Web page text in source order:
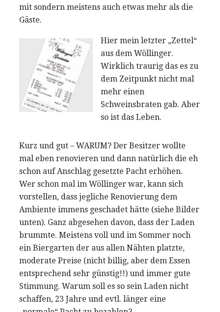
mit sondern meistens auch etwas mehr als die
Gäste.
Hier mein letzter „Zettel“
aus dem Wöllinger.
Wirklich traurig das es zu
dem Zeitpunkt nicht mal
mehr einen
Schweinsbraten gab. Aber
so ist das Leben.
Kurz und gut – WARUM? Der Besitzer wollte
mal eben renovieren und dann natürlich die eh
schon auf Anschlag gesetzte Pacht erhöhen.
Wer schon mal im Wöllinger war, kann sich
vorstellen, dass jegliche Renovierung dem
Ambiente immens geschadet hätte (siehe Bilder
unten). Ganz abgesehen davon, dass der Laden
brummte. Meistens voll und im Sommer noch
ein Biergarten der aus allen Nähten platzte,
moderate Preise (nicht billig, aber dem Essen
entsprechend sehr günstig!!) und immer gute
Stimmung. Warum soll es so sein Laden nicht
schaffen, 23 Jahre und evtl. länger eine